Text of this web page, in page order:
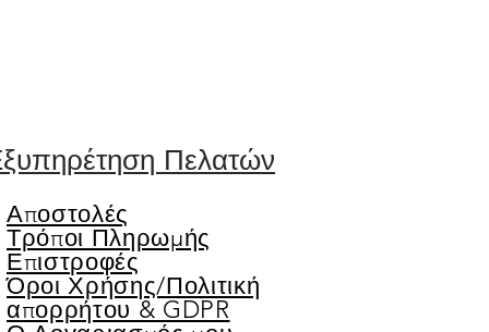
Πελατών
Αποστολές
Τρόποι Πληρωμής
Επιστροφές
Όροι Χρήσης/Πολιτική
απορρήτου & GDPR